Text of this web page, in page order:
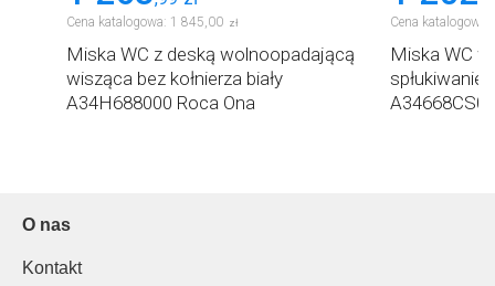
Cena katalogowa: 1 845 00 zł
Miska WC z deską wolnoopadającą
wisząca bez kołnierza biały
A34H688000 Roca Ona
Cena katalogowa:
Miska WC
O nas
Kontakt